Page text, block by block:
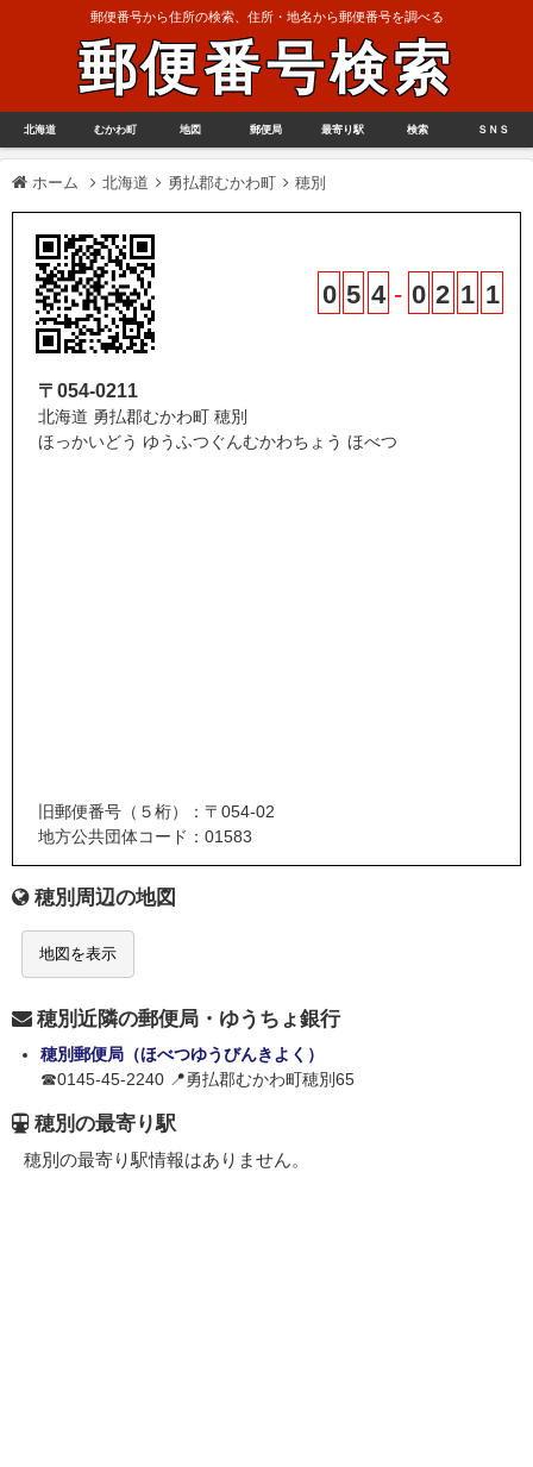
郵便番号から住所の検索、住所・地名から郵便番号を調べる
郵便番号検索
北海道 むかわ町 地図 郵便局 最寄り駅 検索 ＳＮＳ
ホーム 北海道 勇払郡むかわ町 穂別
0 5 4 - 0 2 1 1
〒054-0211
北海道 勇払郡むかわ町 穂別
ほっかいどう ゆうふつぐんむかわちょう ほべつ
旧郵便番号（５桁）：〒054-02
地方公共団体コード：01583
穂別周辺の地図
地図を表示
穂別近隣の郵便局・ゆうちょ銀行
穂別郵便局（ほべつゆうびんきよく）
☎0145-45-2240 📍勇払郡むかわ町穂別65
穂別の最寄り駅
穂別の最寄り駅情報はありません。